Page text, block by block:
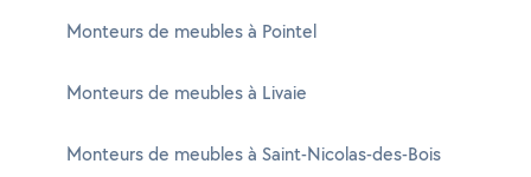
Monteurs de meubles à Pointel
Monteurs de meubles à Livaie
Monteurs de meubles à Saint-Nicolas-des-Bois